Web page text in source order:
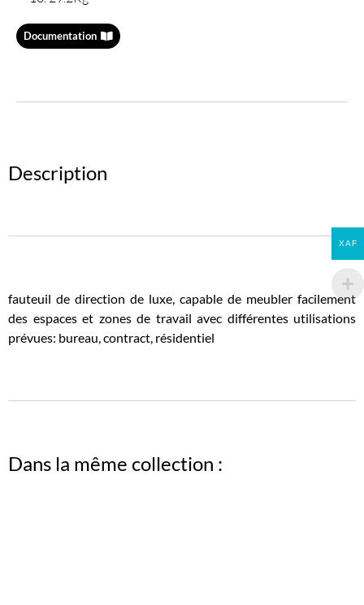
Documentation
Description
fauteuil de direction de luxe, capable de meubler facilement
des espaces et zones de travail avec différentes utilisations
prévues: bureau, contract, résidentiel
Dans la même collection :
XAF